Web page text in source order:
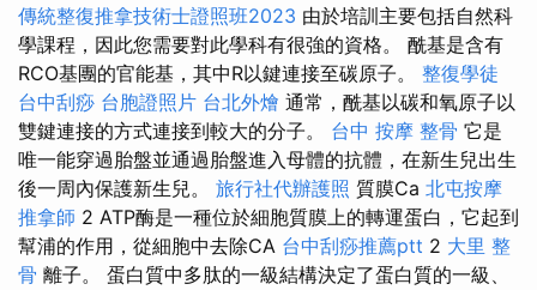
傳統整復推拿技術士證照班2023 由於培訓主要包括自然科
學課程，因此您需要對此學科有很強的資格。 酰基是含有
RCO基團的官能基，其中R以鍵連接至碳原子。 整復學徒
台中刮痧 台胞證照片 台北外燴 通常，酰基以碳和氧原子以
雙鍵連接的方式連接到較大的分子。 台中 按摩 整骨 它是
唯一能穿過胎盤並通過胎盤進入母體的抗體，在新生兒出生
後一周內保護新生兒。 旅行社代辦護照 質膜Ca 北屯按摩
推拿師 2 ATP酶是一種位於細胞質膜上的轉運蛋白，它起到
幫浦的作用，從細胞中去除CA 台中刮痧推薦ptt 2 大里 整
骨 離子。 蛋白質中多肽的一級結構決定了蛋白質的一級、